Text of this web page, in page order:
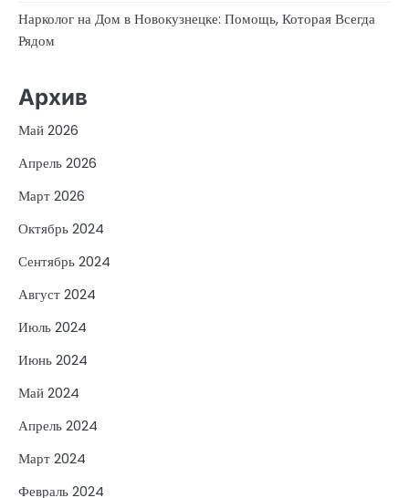
Нарколог на Дом в Новокузнецке: Помощь, Которая Всегда
Рядом
Архив
Май 2026
Апрель 2026
Март 2026
Октябрь 2024
Сентябрь 2024
Август 2024
Июль 2024
Июнь 2024
Май 2024
Апрель 2024
Март 2024
Февраль 2024